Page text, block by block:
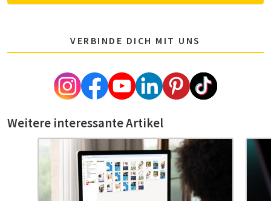
VERBINDE DICH MIT UNS
Weitere interessante Artikel